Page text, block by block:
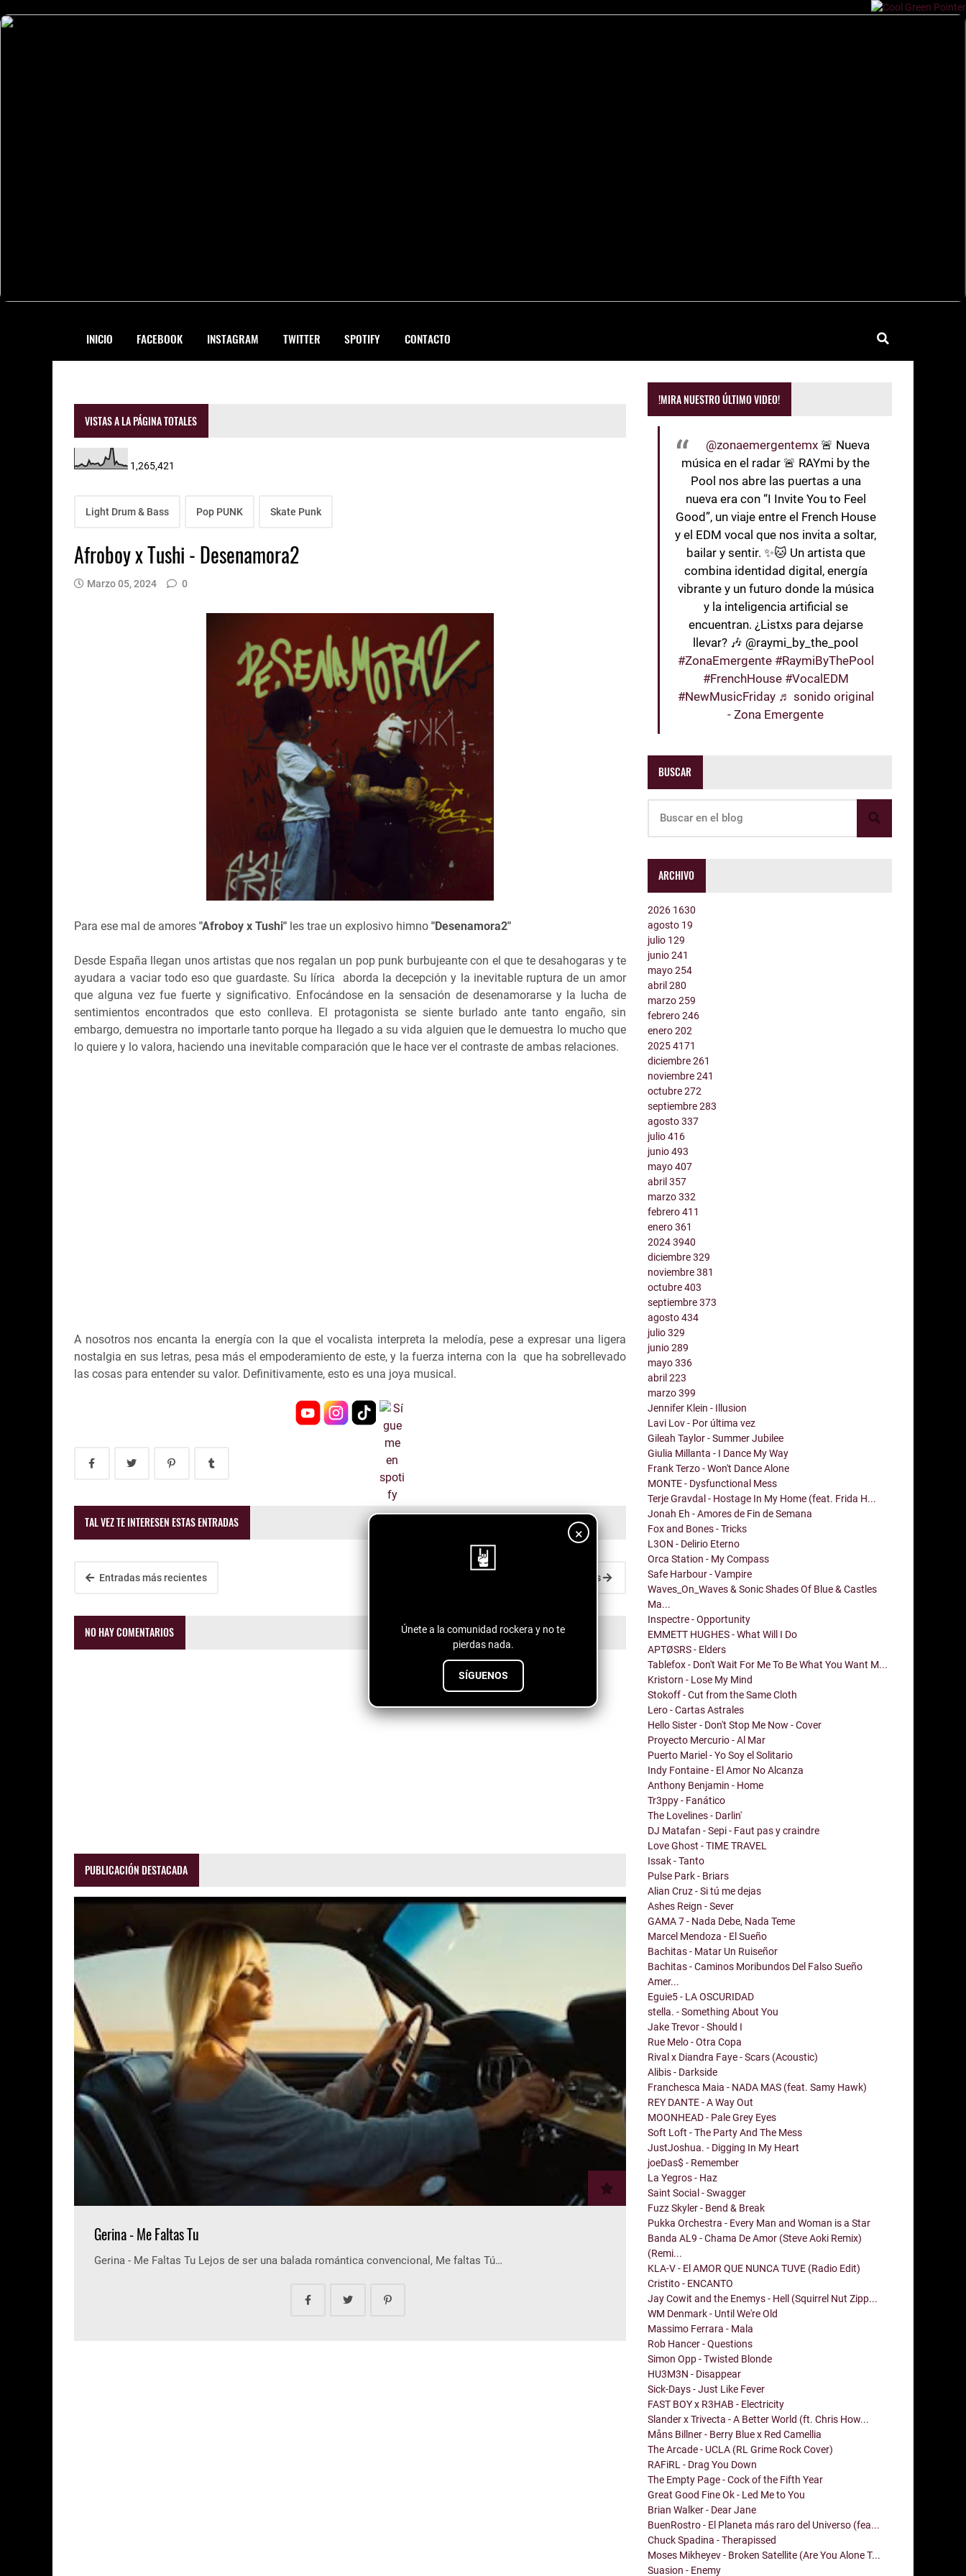
INICIO FACEBOOK INSTAGRAM TWITTER SPOTIFY CONTACTO
×
Únete a la comunidad rockera y no te
pierdas nada.
SÍGUENOS
VISTAS A LA PÁGINA TOTALES
1,265,421
Light Drum & Bass Pop PUNK Skate Punk
Afroboy x Tushi - Desenamora2
Marzo 05, 2024 0
Para ese mal de amores "Afroboy x Tushi" les trae un explosivo himno "Desenamora2"
Desde España llegan unos artistas que nos regalan un pop punk burbujeante con el que te desahogaras y te
ayudara a vaciar todo eso que guardaste. Su lírica aborda la decepción y la inevitable ruptura de un amor
que alguna vez fue fuerte y significativo. Enfocándose en la sensación de desenamorarse y la lucha de
sentimientos encontrados que esto conlleva. El protagonista se siente burlado ante tanto engaño, sin
embargo, demuestra no importarle tanto porque ha llegado a su vida alguien que le demuestra lo mucho que
lo quiere y lo valora, haciendo una inevitable comparación que le hace ver el contraste de ambas relaciones.
A nosotros nos encanta la energía con la que el vocalista interpreta la melodía, pese a expresar una ligera
nostalgia en sus letras, pesa más el empoderamiento de este, y la fuerza interna con la que ha sobrellevado
las cosas para entender su valor. Definitivamente, esto es una joya musical.
TAL VEZ TE INTERESEN ESTAS ENTRADAS
Entradas más recientes Entradas antiguas
NO HAY COMENTARIOS
PUBLICACIÓN DESTACADA
Gerina - Me Faltas Tu
Gerina - Me Faltas Tu Lejos de ser una balada romántica convencional, Me faltas Tú…
!MIRA NUESTRO ÚLTIMO VIDEO!
@zonaemergentemx 🚨 Nueva
música en el radar 🚨 RAYmi by the
Pool nos abre las puertas a una
nueva era con “I Invite You to Feel
Good”, un viaje entre el French House
y el EDM vocal que nos invita a soltar,
bailar y sentir. ✨🐱 Un artista que
combina identidad digital, energía
vibrante y un futuro donde la música
y la inteligencia artificial se
encuentran. ¿Listxs para dejarse
llevar? 🎶 @raymi_by_the_pool
#ZonaEmergente #RaymiByThePool
#FrenchHouse #VocalEDM
#NewMusicFriday ♬ sonido original
- Zona Emergente
BUSCAR
ARCHIVO
2026 1630
agosto 19
julio 129
junio241
mayo254
abril280
marzo259
febrero246
enero202
20254171
diciembre261
noviembre241
octubre272
septiembre283
agosto337
julio416
junio493
mayo407
abril357
marzo332
febrero411
enero361
20243940
diciembre329
noviembre381
octubre403
septiembre373
agosto434
julio329
junio289
mayo336
abril223
marzo399
Jennifer Klein - Illusion
Lavi Lov - Por última vez
Gileah Taylor - Summer Jubilee
Giulia Millanta - I Dance My Way
Frank Terzo - Won't Dance Alone
MONTE - Dysfunctional Mess
Terje Gravdal - Hostage In My Home (feat. Frida H...
Jonah Eh - Amores de Fin de Semana
Fox and Bones - Tricks
L3ON - Delirio Eterno
Orca Station - My Compass
Safe Harbour - Vampire
Waves_On_Waves & Sonic Shades Of Blue & Castles
Ma...
Inspectre - Opportunity
EMMETT HUGHES - What Will I Do
APTØSRS - Elders
Tablefox - Don't Wait For Me To Be What You Want M...
Kristorn - Lose My Mind
Stokoff - Cut from the Same Cloth
Lero - Cartas Astrales
Hello Sister - Don't Stop Me Now - Cover
Proyecto Mercurio - Al Mar
Puerto Mariel - Yo Soy el Solitario
Indy Fontaine - El Amor No Alcanza
Anthony Benjamin - Home
Tr3ppy - Fanático
The Lovelines - Darlin'
DJ Matafan - Sepi - Faut pas y craindre
Love Ghost - TIME TRAVEL
Issak - Tanto
Pulse Park - Briars
Alian Cruz - Si tú me dejas
Ashes Reign - Sever
GAMA 7 - Nada Debe, Nada Teme
Marcel Mendoza - El Sueño
Bachitas - Matar Un Ruiseñor
Bachitas - Caminos Moribundos Del Falso Sueño
Amer...
Eguie5 - LA OSCURIDAD
stella. - Something About You
Jake Trevor - Should I
Rue Melo - Otra Copa
Rival x Diandra Faye - Scars (Acoustic)
Alibis - Darkside
Franchesca Maia - NADA MAS (feat. Samy Hawk)
REY DANTE - A Way Out
MOONHEAD - Pale Grey Eyes
Soft Loft - The Party And The Mess
JustJoshua. - Digging In My Heart
joeDas$ - Remember
La Yegros - Haz
Saint Social - Swagger
Fuzz Skyler - Bend & Break
Pukka Orchestra - Every Man and Woman is a Star
Banda AL9 - Chama De Amor (Steve Aoki Remix)
(Remi...
KLA-V - El AMOR QUE NUNCA TUVE (Radio Edit)
Cristito - ENCANTO
Jay Cowit and the Enemys - Hell (Squirrel Nut Zipp...
WM Denmark - Until We're Old
Massimo Ferrara - Mala
Rob Hancer - Questions
Simon Opp - Twisted Blonde
HU3M3N - Disappear
Sick-Days - Just Like Fever
FAST BOY x R3HAB - Electricity
Slander x Trivecta - A Better World (ft. Chris How...
Måns Billner - Berry Blue x Red Camellia
The Arcade - UCLA (RL Grime Rock Cover)
RAFiRL - Drag You Down
The Empty Page - Cock of the Fifth Year
Great Good Fine Ok - Led Me to You
Brian Walker - Dear Jane
BuenRostro - El Planeta más raro del Universo (fea...
Chuck Spadina - Therapissed
Moses Mikheyev - Broken Satellite (Are You Alone T...
Suasion - Enemy